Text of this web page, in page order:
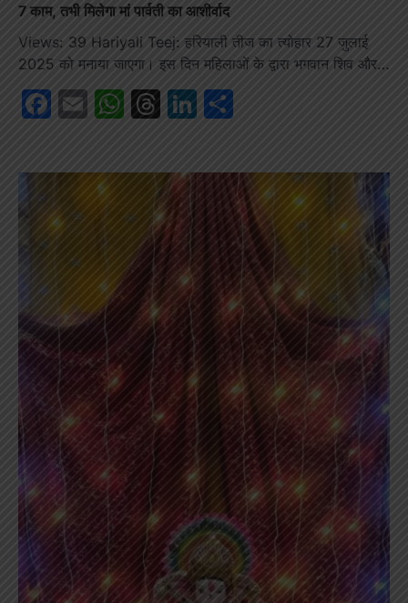
7 काम, तभी मिलेगा मां पार्वती का आशीर्वाद
Views: 39 Hariyali Teej: हरियाली तीज का त्योहार 27 जुलाई
2025 को मनाया जाएगा। इस दिन महिलाओं के द्वारा भगवान शिव और…
Facebook
EmailWhatsApp
Threads
LinkedIn